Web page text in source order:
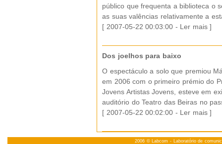
público que frequenta a biblioteca o
as suas valências relativamente a
[ 2007-05-22 00:03:00 - Ler mais]
Dos joelhos para baixo
O espectáculo a solo que premiou
em 2006 com o primeiro prémio do
Jovens Artistas Jovens, esteve em
auditório do Teatro das Beiras no
[ 2007-05-22 00:02:00 - Ler mais]
2006 © Labcom - Laboratório de